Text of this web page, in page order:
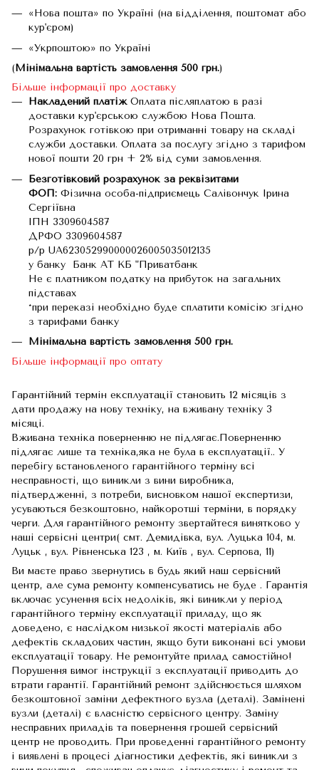
«Нова пошта» по Україні (на відділення, поштомат або
кур'єром)
«Укрпоштою» по Україні
(Мінімальна вартість замовлення 500 грн.)
Більше інформації про доставку
Накладений платіжОплата післяплатою в разі
доставки кур'єрською службою Нова Пошта.
Розрахунок готівкою при отриманні товару на складі
служби доставки. Оплата за послугу згідно з тарифом
нової пошти 20 грн + 2% від суми замовлення.
Безготівковий розрахунок за реквізитами
ФОП: Фізична особа-підприємець Салівончук Ірина
Сергіївна
ІПН 3309604587
ДРФО 3309604587
р/р UA623052990000026005035012135
у банку Банк АТ КБ "Приватбанк
Не є платником податку на прибуток на загальних
підставах
*при переказі необхідно буде сплатити комісію згідно
з тарифами банку
Мінімальна вартість замовлення 500 грн.
Більше інформації про оптату
Гарантійний термін експлуатації становить 12 місяців з
дати продажу на нову техніку, на вживану техніку 3
місяці.
Вживана техніка поверненню не підлягає.Поверненню
підлягає лише та техніка,яка не була в експлуатації.. У
перебігу встановленого гарантійного терміну всі
несправності, що виникли з вини виробника,
підтвердженні, з потреби, висновком нашої експертизи,
усуваються безкоштовно, найкоротші терміни, в порядку
черги. Для гарантійного ремонту звертайтеся винятково у
наші сервісні центри( смт. Демидівка, вул. Луцька 104, м.
Луцьк , вул. Рівненська 123 , м. Київ , вул. Серпова, 11)
Ви маєте право звернутись в будь який наш сервісний
центр, але сума ремонту компенсуватись не буде . Гарантія
включає усунення всіх недоліків, які виникли у період
гарантійного терміну експлуатації приладу, що як
доведено, є наслідком низької якості матеріалів або
дефектів складових частин, якщо бути виконані всі умови
експлуатації товару. Не ремонтуйте прилад самостійно!
Порушення вимог інструкції з експлуатації приводить до
втрати гарантії. Гарантійний ремонт здійснюється шляхом
безкоштовної заміни дефектного вузла (деталі). Замінені
вузли (деталі) є власністю сервісного центру. Заміну
несправних приладів та повернення грошей сервісний
центр не проводить. При проведенні гарантійного ремонту
і виявлені в процесі діагностики дефектів, які виникли з